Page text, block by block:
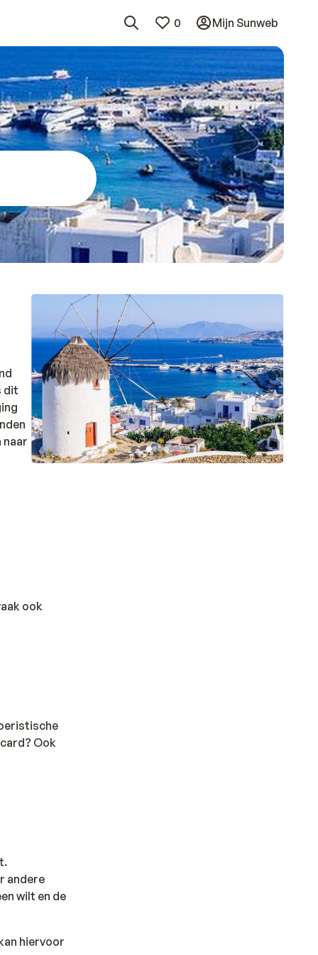
0 Mijn Sunweb
dit
naar
ook
Ook
andere
wilt en de
hiervoor